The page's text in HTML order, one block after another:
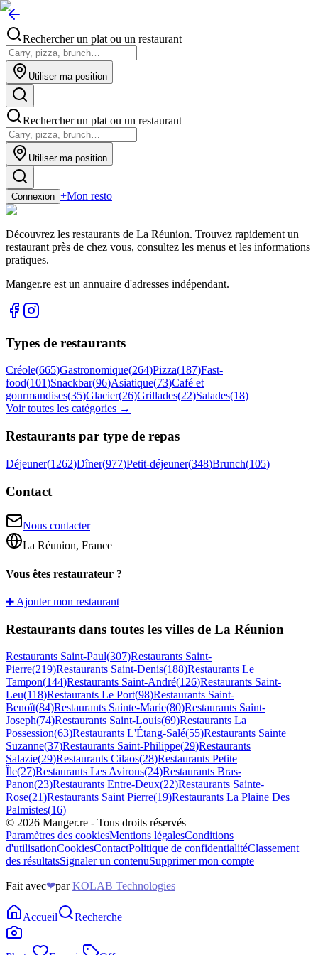
Rechercher un plat ou un restaurant
Utiliser ma position
Rechercher un plat ou un restaurant
Utiliser ma position
Connexion +Mon resto
Découvrez les restaurants de La Réunion. Trouvez rapidement un
restaurant près de chez vous, consultez les menus et les informations
pratiques.
Manger.re est un annuaire d'adresses indépendant.
Types de restaurants
Créole(665)Gastronomique(264)Pizza(187)Fast-
food(101)Snackbar(96)Asiatique(73)Café et
gourmandises(35)Glacier(26)Grillades(22)Salades(18)
Voir toutes les catégories →
Restaurants par type de repas
Déjeuner(1262)Dîner(977)Petit-déjeuner(348)Brunch(105)
Contact
Nous contacter
La Réunion, France
Vous êtes restaurateur ?
➕ Ajouter mon restaurant
Restaurants dans toutes les villes de La Réunion
Restaurants Saint-Paul(307)Restaurants Saint-
Pierre(219)Restaurants Saint-Denis(188)Restaurants Le
Tampon(144)Restaurants Saint-André(126)Restaurants Saint-
Leu(118)Restaurants Le Port(98)Restaurants Saint-
Benoît(84)Restaurants Sainte-Marie(80)Restaurants Saint-
Joseph(74)Restaurants Saint-Louis(69)Restaurants La
Possession(63)Restaurants L'Étang-Salé(55)Restaurants Sainte
Suzanne(37)Restaurants Saint-Philippe(29)Restaurants
Salazie(29)Restaurants Cilaos(28)Restaurants Petite
Île(27)Restaurants Les Avirons(24)Restaurants Bras-
Panon(23)Restaurants Entre-Deux(22)Restaurants Sainte-
Rose(21)Restaurants Saint Pierre(19)Restaurants La Plaine Des
Palmistes(16)
© 2026 Manger.re - Tous droits réservés
Paramètres des cookiesMentions légalesConditions
d'utilisationCookiesContactPolitique de confidentialitéClassement
des résultatsSignaler un contenuSupprimer mon compte
Fait avec❤par KOLAB Technologies
Accueil Recherche